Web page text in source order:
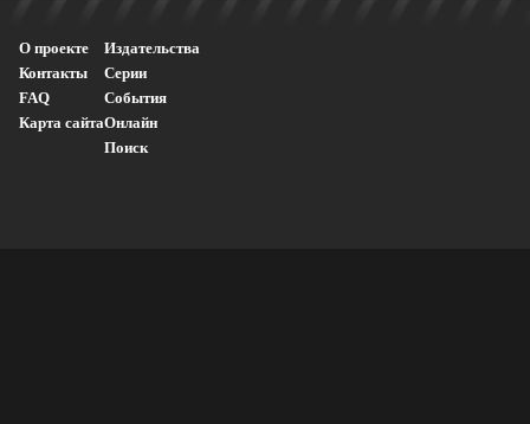
О проекте
Контакты
FAQ
Карта сайта
Издательства
Серии
События
Онлайн
Поиск